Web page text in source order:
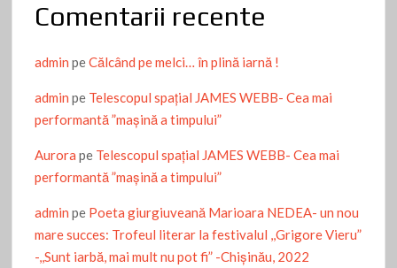
Comentarii recente
admin peCălcând pe melci… în plină iarnă !
admin pe Telescopul spațial JAMES WEBB- Cea mai
performantă ”mașină a timpului”
Aurora pe Telescopul spațial JAMES WEBB- Cea mai
performantă ”mașină a timpului”
admin pe Poeta giurgiuveană Marioara NEDEA- un nou
mare succes: Trofeul literar la festivalul ,,Grigore Vieru”
-,,Sunt iarbă, mai mult nu pot fi” -Chişinău, 2022